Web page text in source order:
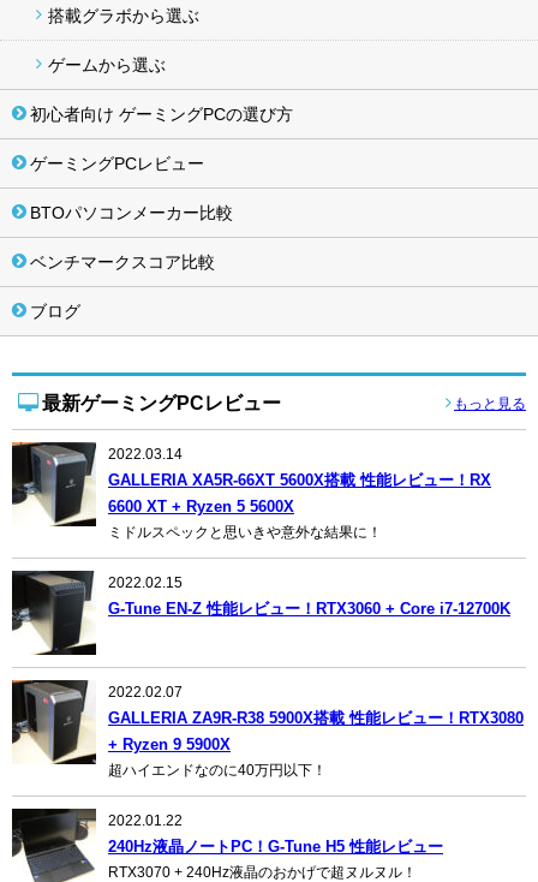
搭載グラボから選ぶ
ゲームから選ぶ
初心者向け ゲーミングPCの選び方
ゲーミングPCレビュー
BTOパソコンメーカー比較
ベンチマークスコア比較
ブログ
最新ゲーミングPCレビュー もっと見る
2022.03.14
GALLERIA XA5R-66XT 5600X搭載 性能レビュー！RX
6600 XT + Ryzen 5 5600X
ミドルスペックと思いきや意外な結果に！
2022.02.15
G-Tune EN-Z 性能レビュー！RTX3060 + Core i7-12700K
2022.02.07
GALLERIA ZA9R-R38 5900X搭載 性能レビュー！RTX3080
+ Ryzen 9 5900X
超ハイエンドなのに40万円以下！
2022.01.22
240Hz液晶ノートPC！G-Tune H5 性能レビュー
RTX3070 + 240Hz液晶のおかげで超ヌルヌル！